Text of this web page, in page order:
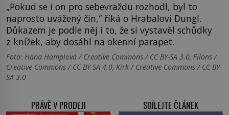
„Pokud se i on pro sebevraždu rozhodl, byl to
naprosto uvážený čin,“ říká o Hrabalovi Dungl.
Důkazem je podle něj i to, že si vystavěl schůdky
z knížek, aby dosáhl na okenní parapet.
Foto: Hana Hamplová / Creative Commons / CC BY-SA 3.0, Filons /
Creative Commons / CC BY-SA 4.0, Kirk / Creative Commons / CC BY-
SA 3.0
PRÁVĚ V PRODEJI SDÍLEJTE ČLÁNEK